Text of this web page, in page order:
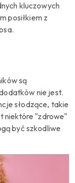
kluczowych
posiłkiem z
są
nie jest.
słodzące, takie
niektóre "zdrowe"
być szkodliwe